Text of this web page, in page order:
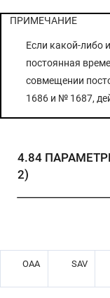
ПРИМЕЧАНИЕ
Если какой-либо
постоянная
совмещении
1686 и № 1687,
4.84
2)
OAA SAV